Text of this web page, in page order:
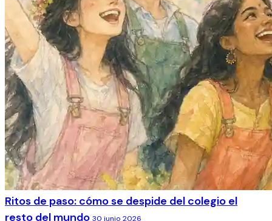
Ritos de paso: cómo se despide del colegio el
resto del mundo 30 junio 2026